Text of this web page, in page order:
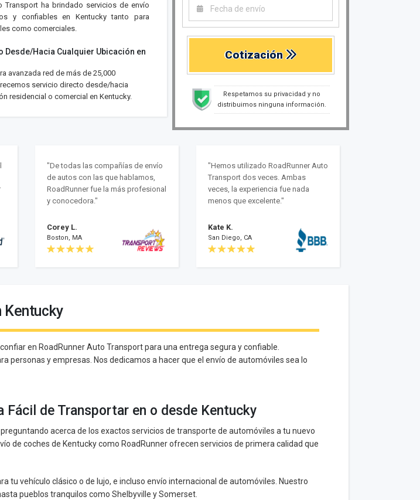
Transport ha brindado servicios de envío
y confiables en Kentucky tanto para
como comerciales.
Desde/Hacia Cualquier Ubicación en
avanzada red de más de 25,000
servicio directo desde/hacia
residencial o comercial en Kentucky.
Cotización
Respetamos su privacidad y no
distribuimos ninguna información.
"De todas las compañías de envío
de autos con las que hablamos,
RoadRunner fue la más profesional
y conocedora."
Corey L.
Boston, MA
"Hemos utilizado RoadRunner Auto
Transport dos veces. Ambas
veces, la experiencia fue nada
menos que excelente."
Kate K.
San Diego, CA
en RoadRunner Auto Transport para una entrega segura y confiable.
personas y empresas. Nos dedicamos a hacer que el envío de automóviles sea lo
de Transportar en o desde Kentucky
acerca de los exactos servicios de transporte de automóviles a tu nuevo
de coches de Kentucky como RoadRunner ofrecen servicios de primera calidad que
tu vehículo clásico o de lujo, e incluso envío internacional de automóviles. Nuestro
pueblos tranquilos como Shelbyville y Somerset.